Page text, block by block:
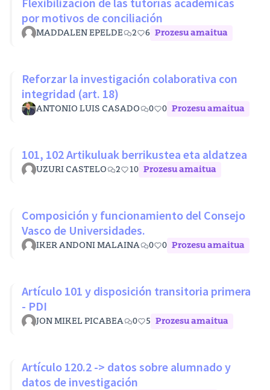
por motivos de conciliación
MADDALEN EPELDE 2 6 Prozesu amaitua
Reforzar la investigación colaborativa con
integridad (art. 18)
ANTONIO LUIS CASADO 0 0 Prozesu amaitua
101, 102 Artikuluak berrikustea eta aldatzea
UZURI CASTELO 2 10 Prozesu amaitua
Composición y funcionamiento del Consejo
Vasco de Universidades.
IKER ANDONI MALAINA 0 0 Prozesu amaitua
Artículo 101 y disposición transitoria primera
- PDI
JON MIKEL PICABEA 0 5 Prozesu amaitua
Artículo 120.2 -> datos sobre alumnado y
datos de investigación